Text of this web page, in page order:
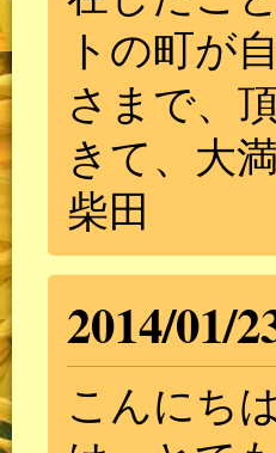
トの町が
さまで、
きて、大
柴田
2014/01/
こんにち